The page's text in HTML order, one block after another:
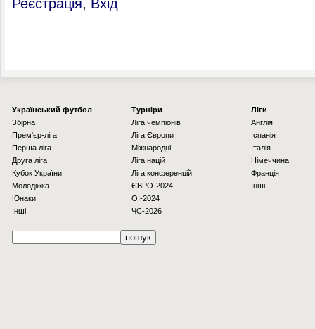
Реєстрація, Вхід
Українcький футбол
Збірна
Прем'єр-ліга
Перша ліга
Друга ліга
Кубок України
Молодіжка
Юнаки
Інші
Турніри
Ліга чемпіонів
Ліга Європи
Міжнародні
Ліга націй
Ліга конференцій
ЄВРО-2024
OI-2024
ЧС-2026
Ліги
Англія
Іспанія
Італія
Німеччина
Франція
Інші